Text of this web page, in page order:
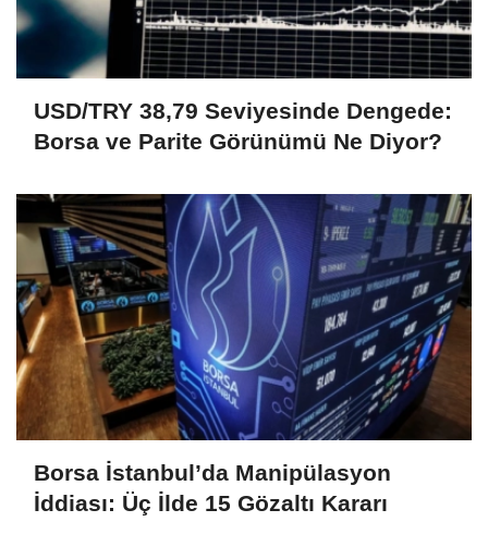
USD/TRY 38,79 Seviyesinde Dengede:
Borsa ve Parite Görünümü Ne Diyor?
Borsa İstanbul’da Manipülasyon
İddiası: Üç İlde 15 Gözaltı Kararı